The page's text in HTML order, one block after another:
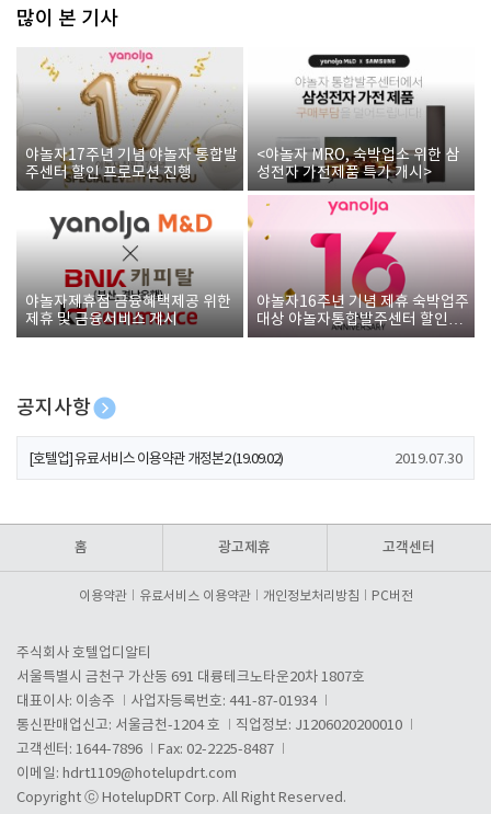
많이 본 기사
야놀자17주년 기념 야놀자 통합발
주센터 할인 프로모션 진행
<야놀자 MRO, 숙박업소 위한 삼
성전자 가전제품 특가 개시>
야놀자제휴점 금융혜택제공 위한
제휴 및 금융서비스 게시
야놀자16주년 기념 제휴 숙박업주
대상 야놀자통합발주센터 할인쿠
폰 증정
공지사항
[호텔업] 개인정보 처리방침 개정본1 (19.09.02)
[호텔업] 유료서비스 이용약관 개정본2 (19.09.02) 2019.07.30
홈 광고제휴 고객센터
이용약관 유료서비스 이용약관 개인정보처리방침 PC버전
주식회사 호텔업디알티
서울특별시 금천구 가산동 691 대륭테크노타운20차 1807호
대표이사: 이송주
사업자등록번호: 441-87-01934
통신판매업신고: 서울금천-1204 호
직업정보: J1206020200010
고객센터: 1644-7896
Fax: 02-2225-8487
이메일: hdrt1109@hotelupdrt.com
Copyright ⓒ HotelupDRT Corp. All Right Reserved.